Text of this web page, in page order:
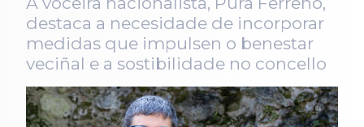
destaca a necesidade de incorporar
medidas que impulsen o benestar
veciñal e a sostibilidade no concello